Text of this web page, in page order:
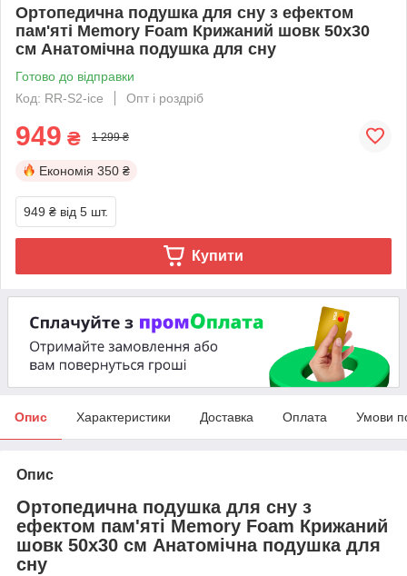
Ортопедична подушка для сну з ефектом
пам'яті Memory Foam Крижаний шовк 50х30
см Анатомічна подушка для сну
Готово до відправки
Код: RR-S2-ice
Опт і роздріб
949 ₴ 1 299 ₴
Економія 350 ₴
949 ₴ від 5 шт.
Купити
Опис Характеристики Доставка Оплата Умови
Опис
Ортопедична подушка для сну з
ефектом пам'яті Memory Foam Крижаний
шовк 50х30 см Анатомічна подушка для
сну